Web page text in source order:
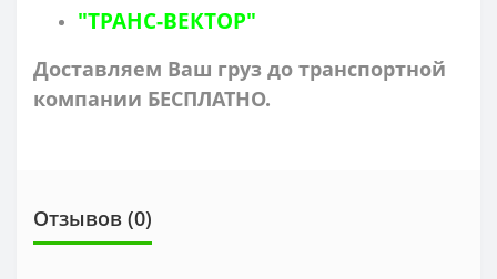
"ТРАНС-ВЕКТОР"
Доставляем Ваш груз до транспортной
компании БЕСПЛАТНО.
Отзывов (0)